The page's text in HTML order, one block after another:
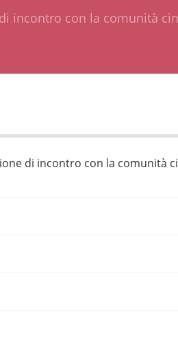
incontro con la comunità
di incontro con la comunità